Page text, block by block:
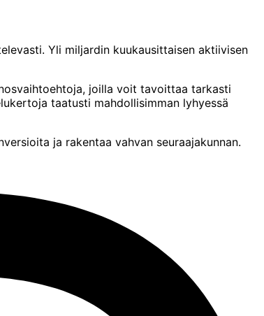
Yli miljardin kuukausittaisen aktiivisen
joilla voit tavoittaa tarkasti
taatusti mahdollisimman lyhyessä
ja rakentaa vahvan seuraajakunnan.